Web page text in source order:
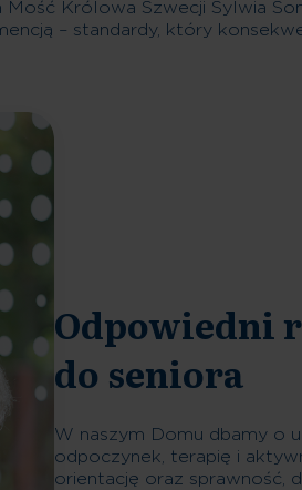
Królowa Szwecji Sylwia
– standardy, który
Odpowiedni
do seniora
W naszym Domu dbamy o
odpoczynek, terapię i
orientację oraz sprawność,